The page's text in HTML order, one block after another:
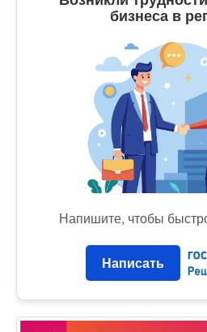
бизнеса в
Напишите, чтобы
Написать